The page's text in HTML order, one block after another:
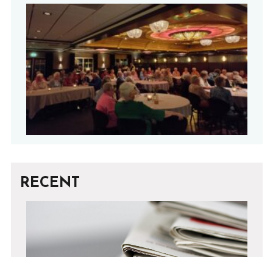
RECENT